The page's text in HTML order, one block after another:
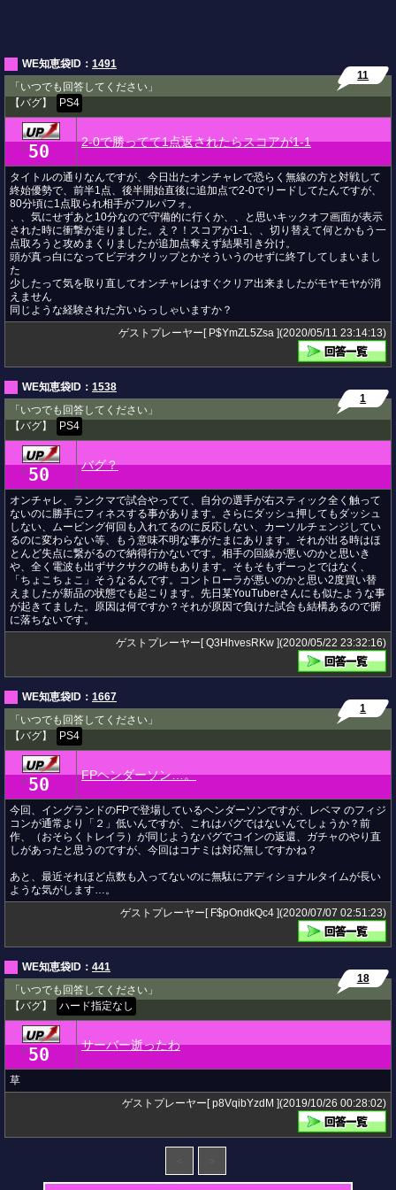
WE知恵袋ID： 1491
「いつでも回答してください」
【バグ】
PS4
11
★ 50 2-0で勝ってて1点返されたらスコアが1-1
タイトルの通りなんですが、今日出たオンチャレで恐らく無線の方と対戦して
終始優勢で、前半1点、後半開始直後に追加点で2-0でリードしてたんですが、
80分頃に1点取られ相手がフルパフォ。
、、気にせずあと10分なので守備的に行くか、、と思いキックオフ画面が表示
された時に衝撃が走りました。え？！スコアが1-1、、切り替えて何とかもう一
点取ろうと攻めまくりましたが追加点奪えず結果引き分け。
頭が真っ白になってビデオクリップとかそういうのせずに終了してしまいまし
た
少したって気を取り直してオンチャレはすぐクリア出来ましたがモヤモヤが消
えません
同じような経験された方いらっしゃいますか？
ゲストプレーヤー[ P$YmZL5Zsa ](2020/05/11 23:14:13)
WE知恵袋ID： 1538
「いつでも回答してください」
【バグ】
PS4
1
★ 50 バグ？
オンチャレ、ランクマで試合やってて、自分の選手が右スティック全く触って
ないのに勝手にフィネスする事があります。さらにダッシュ押してもダッシュ
しない、ムービング何回も入れてるのに反応しない、カーソルチェンジしてい
るのに変わらない等、もう意味不明な事がたまにあります。それが出る時はほ
とんど失点に繋がるので納得行かないです。相手の回線が悪いのかと思いき
や、全く電波も出ずサクサクの時もあります。そもそもずーっとではなく、
「ちょこちょこ」そうなるんです。コントローラが悪いのかと思い2度買い替
えましたが新品の状態でも起こります。先日某YouTuberさんにも似たような事
が起きてました。原因は何ですか？それが原因で負けた試合も結構あるので腑
に落ちないです。
ゲストプレーヤー[ Q3HhvesRKw ](2020/05/22 23:32:16)
WE知恵袋ID： 1667
「いつでも回答してください」
【バグ】
PS4
1
★ 50 FPヘンダーソン…。
今回、イングランドのFPで登場しているヘンダーソンですが、レベマ のフィジ
コンが通常より「２」低いんですが、これはバグではないんでしょうか？前
作、（おそらくトレイラ）が同じようなバグでコインの返還、ガチャのやり直
しがあったと思うのですが、今回はコナミは対応無しですかね？
あと、最近それほど点数も入ってないのに無駄にアディショナルタイムが長い
ような気がします…。
ゲストプレーヤー[ F$pOndkQc4 ](2020/07/07 02:51:23)
WE知恵袋ID： 441
「いつでも回答してください」
【バグ】
ハード指定なし
18
★ 50 サーバー逝ったわ
草
ゲストプレーヤー[ p8VqibYzdM ](2019/10/26 00:28:02)